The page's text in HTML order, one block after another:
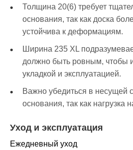
Толщина 20(6) требует
основания, так как доска
устойчива к деформациям.
Ширина 235 XL
должно быть ровным, чтобы
укладкой и эксплуатацией.
Важно убедиться в несущей
основания, так как нагрузка
Уход и эксплуатация
Ежедневный уход